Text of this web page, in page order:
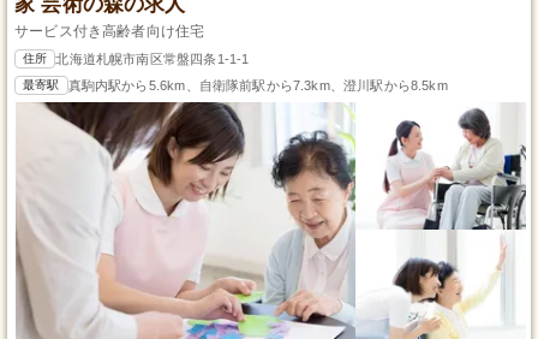
サービス付き高齢者向け住宅
住所 北海道札幌市南区常盤四条1-1-1
最寄駅 真駒内駅から5.6km、自衛隊前駅から7.3km、澄川駅から8.5km